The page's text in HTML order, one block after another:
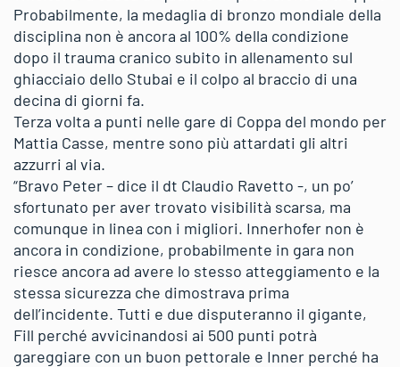
Probabilmente, la medaglia di bronzo mondiale della
disciplina non è ancora al 100% della condizione
dopo il trauma cranico subito in allenamento sul
ghiacciaio dello Stubai e il colpo al braccio di una
decina di giorni fa.
Terza volta a punti nelle gare di Coppa del mondo per
Mattia Casse, mentre sono più attardati gli altri
azzurri al via.
“Bravo Peter – dice il dt Claudio Ravetto -, un po’
sfortunato per aver trovato visibilità scarsa, ma
comunque in linea con i migliori. Innerhofer non è
ancora in condizione, probabilmente in gara non
riesce ancora ad avere lo stesso atteggiamento e la
stessa sicurezza che dimostrava prima
dell’incidente. Tutti e due disputeranno il gigante,
Fill perché avvicinandosi ai 500 punti potrà
gareggiare con un buon pettorale e Inner perché ha